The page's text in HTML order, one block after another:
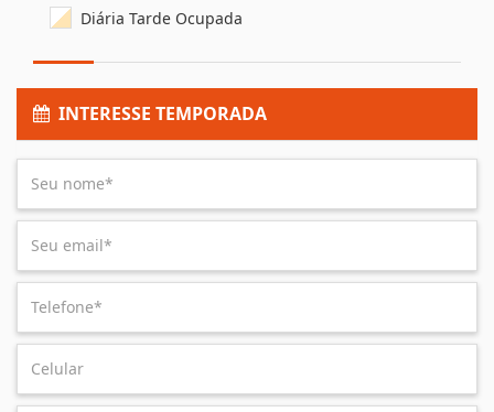
Diária Tarde Ocupada
INTERESSE TEMPORADA